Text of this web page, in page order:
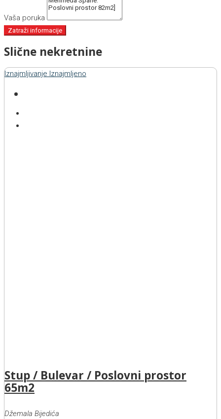
Vaša poruka
Zatraži informacije
Slične nekretnine
Iznajmljivanje Iznajmljeno
Stup / Bulevar / Poslovni prostor
65m2
Džemala Bijedića